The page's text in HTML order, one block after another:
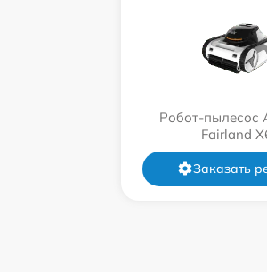
Робот-пылесос
Fairland
Заказать